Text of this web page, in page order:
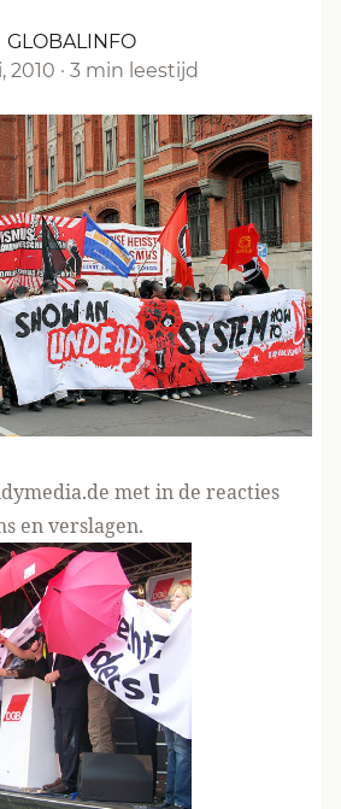
GLOBALINFO
2010 · 3 min leestijd
met in de reacties
en verslagen.